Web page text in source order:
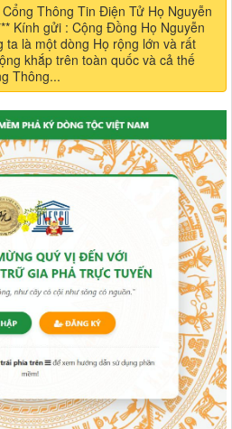
Thông Tin Điện Tử Họ Nguyễn
Kính gửi : Cộng Đồng Họ Nguyễn
ta là một dòng Họ rộng lớn và rất
khắp trên toàn quốc và cả thế
Thông...